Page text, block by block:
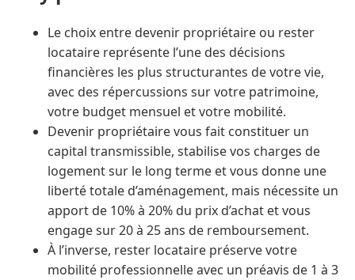
Le choix entre devenir propriétaire ou rester
locataire représente l’une des décisions
financières les plus structurantes de votre vie,
avec des répercussions sur votre patrimoine,
votre budget mensuel et votre mobilité.
Devenir propriétaire vous fait constituer un
capital transmissible, stabilise vos charges de
logement sur le long terme et vous donne une
liberté totale d’aménagement, mais nécessite un
apport de 10% à 20% du prix d’achat et vous
engage sur 20 à 25 ans de remboursement.
À l’inverse, rester locataire préserve votre
mobilité professionnelle avec un préavis de 1 à 3